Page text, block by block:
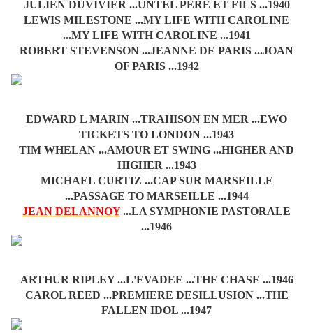
JULIEN DUVIVIER ...UNTEL PERE ET FILS ...1940
LEWIS MILESTONE ...MY LIFE WITH CAROLINE
...MY LIFE WITH CAROLINE ...1941
ROBERT STEVENSON ...JEANNE DE PARIS ...JOAN
OF PARIS ...1942
EDWARD L MARIN ...TRAHISON EN MER ...EWO
TICKETS TO LONDON ...1943
TIM WHELAN ...AMOUR ET SWING ...HIGHER AND
HIGHER ...1943
MICHAEL CURTIZ ...CAP SUR MARSEILLE
...PASSAGE TO MARSEILLE ...1944
JEAN DELANNOY...LA SYMPHONIE PASTORALE
...1946
ARTHUR RIPLEY ...L'EVADEE ...THE CHASE ...1946
CAROL REED ...PREMIERE DESILLUSION ...THE
FALLEN IDOL ...1947